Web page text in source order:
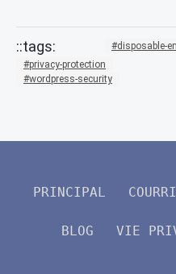
disposable-
privacy-protection
wordpress-security
PRINCIPAL
BLOG VIE